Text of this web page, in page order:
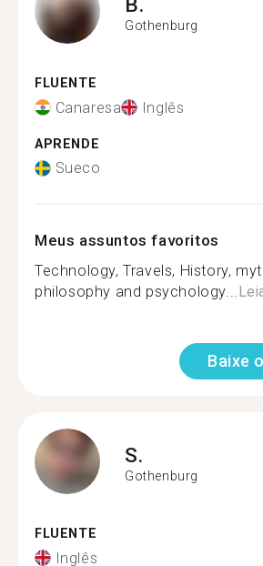
Gothenburg
FLUENTE
Canaresa Inglês
APRENDE
Sueco
Meus assuntos favoritos
Technology, Travels, History,
philosophy and psychology...
Baixe
S.
Gothenburg
FLUENTE
Inglês